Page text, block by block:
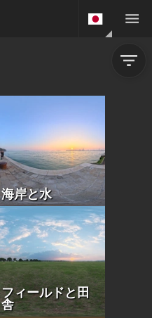
海岸と水
フィールドと田
舎